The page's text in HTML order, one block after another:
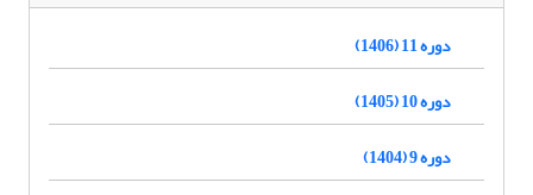
دوره 11 (1406)
دوره 10 (1405)
دوره 9 (1404)